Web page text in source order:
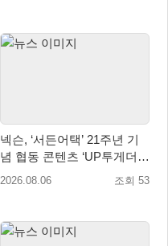
넥슨, ‘서든어택’ 21주년 기
념 협동 콘텐츠 ‘UP투게더’
업데이트
2026.08.06 조회 53